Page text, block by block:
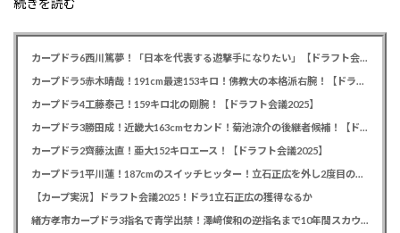
続きを読む
カープドラ6西川篤夢！「日本を代表する遊撃手になりたい」【ドラフト会議2025】
カープドラ5赤木晴哉！191cm最速153キロ！佛教大の本格派右腕！【ドラフト会議2025】
カープドラ4工藤泰己！159キロ北の剛腕！【ドラフト会議2025】
カープドラ3勝田成！近畿大163cmセカンド！菊池涼介の後継者候補！【ドラフト会議2025】
カープドラ2齊藤汰直！亜大152キロエース！【ドラフト会議2025】
カープドラ1平川蓮！187cmのスイッチヒッター！立石正広を外し2度目の重複も新井監督がクジを引き当てる！【ドラフト会議2025】
【カープ実況】ドラフト会議2025！ドラ1立石正広の獲得なるか
緒方孝市カープドラ3指名で青学出禁！澤﨑俊和の逆指名まで10年間スカウト出禁